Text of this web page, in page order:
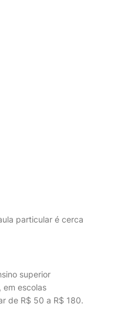
particular é cerca
superior
em escolas
de R$ 50 a R$ 180.